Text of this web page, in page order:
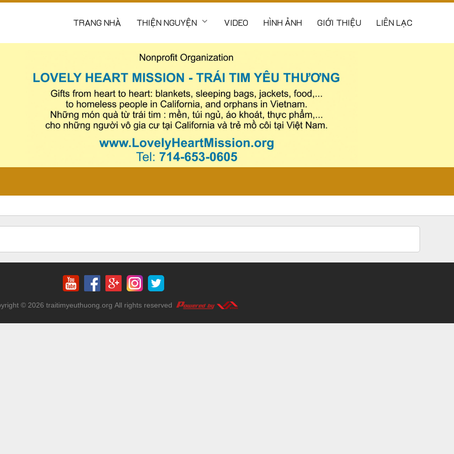
TRANG NHÀ THIỆN NGUYỆN VIDEO HÌNH ẢNH GIỚI THIỆU LIÊN LẠC
© 2026 traitimyeuthuong.org All rights reserved